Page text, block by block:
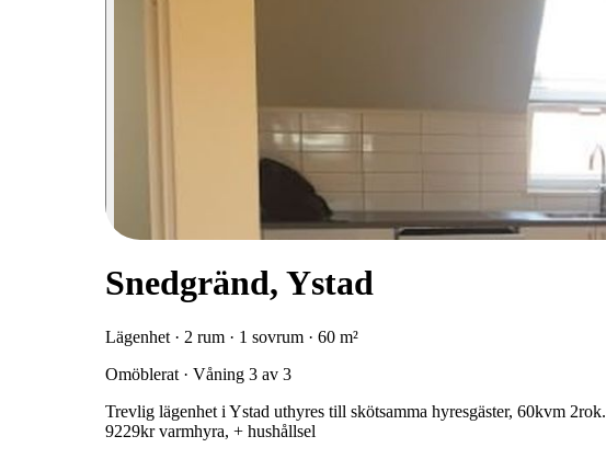
Snedgränd, Ystad
Lägenhet · 2 rum · 1 sovrum · 60 m²
Omöblerat · Våning 3 av 3
Trevlig lägenhet i Ystad uthyres till skötsamma hyresgäster, 60kvm 2rok.
9229kr varmhyra, + hushållsel